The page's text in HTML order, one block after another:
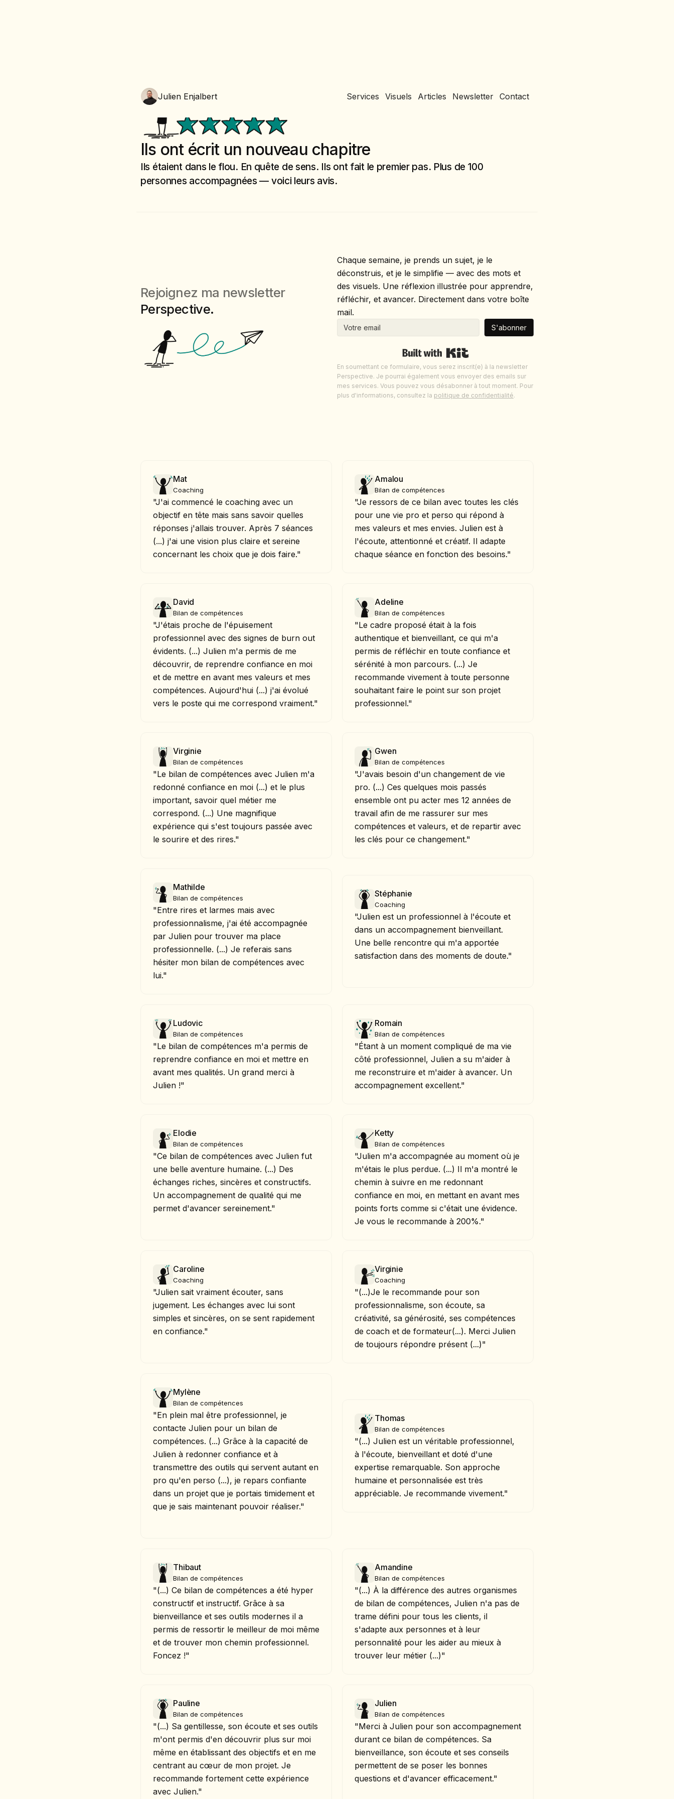
Julien Enjalbert Services Visuels Articles Newsletter Contact
Ils ont écrit un nouveau chapitre
Ils étaient dans le flou. En quête de sens. Ils ont fait le premier pas. Plus de 100
personnes accompagnées — voici leurs avis.
Rejoignez ma newsletter
Perspective.
Chaque semaine, je prends un sujet, je le
déconstruis, et je le simplifie — avec des mots et
des visuels. Une réflexion illustrée pour apprendre,
réfléchir, et avancer. Directement dans votre boîte
mail.
S'abonner
En soumettant ce formulaire, vous serez inscrit(e) à la newsletter
Perspective. Je pourrai également vous envoyer des emails sur
mes services. Vous pouvez vous désabonner à tout moment. Pour
plus d'informations, consultez la politique de confidentialité.
Mat
Coaching
"J'ai commencé le coaching avec un
objectif en tête mais sans savoir quelles
réponses j'allais trouver. Après 7 séances
(...) j'ai une vision plus claire et sereine
concernant les choix que je dois faire."
Amalou
Bilan de compétences
"Je ressors de ce bilan avec toutes les clés
pour une vie pro et perso qui répond à
mes valeurs et mes envies. Julien est à
l'écoute, attentionné et créatif. Il adapte
chaque séance en fonction des besoins."
David
Bilan de compétences
"J'étais proche de l'épuisement
professionnel avec des signes de burn out
évidents. (...) Julien m'a permis de me
découvrir, de reprendre confiance en moi
et de mettre en avant mes valeurs et mes
compétences. Aujourd'hui (...) j'ai évolué
vers le poste qui me correspond vraiment."
Adeline
Bilan de compétences
"Le cadre proposé était à la fois
authentique et bienveillant, ce qui m'a
permis de réfléchir en toute confiance et
sérénité à mon parcours. (...) Je
recommande vivement à toute personne
souhaitant faire le point sur son projet
professionnel."
Virginie
Bilan de compétences
"Le bilan de compétences avec Julien m'a
redonné confiance en moi (...) et le plus
important, savoir quel métier me
correspond. (...) Une magnifique
expérience qui s'est toujours passée avec
le sourire et des rires."
Gwen
Bilan de compétences
"J'avais besoin d'un changement de vie
pro. (...) Ces quelques mois passés
ensemble ont pu acter mes 12 années de
travail afin de me rassurer sur mes
compétences et valeurs, et de repartir avec
les clés pour ce changement."
Mathilde
Bilan de compétences
"Entre rires et larmes mais avec
professionnalisme, j'ai été accompagnée
par Julien pour trouver ma place
professionnelle. (...) Je referais sans
hésiter mon bilan de compétences avec
lui."
Stéphanie
Coaching
"Julien est un professionnel à l'écoute et
dans un accompagnement bienveillant.
Une belle rencontre qui m'a apportée
satisfaction dans des moments de doute."
Ludovic
Bilan de compétences
"Le bilan de compétences m'a permis de
reprendre confiance en moi et mettre en
avant mes qualités. Un grand merci à
Julien !"
Romain
Bilan de compétences
"Étant à un moment compliqué de ma vie
côté professionnel, Julien a su m'aider à
me reconstruire et m'aider à avancer. Un
accompagnement excellent."
Elodie
Bilan de compétences
"Ce bilan de compétences avec Julien fut
une belle aventure humaine. (...) Des
échanges riches, sincères et constructifs.
Un accompagnement de qualité qui me
permet d'avancer sereinement."
Ketty
Bilan de compétences
"Julien m'a accompagnée au moment où je
m'étais le plus perdue. (...) Il m'a montré le
chemin à suivre en me redonnant
confiance en moi, en mettant en avant mes
points forts comme si c'était une évidence.
Je vous le recommande à 200%."
Caroline
Coaching
"Julien sait vraiment écouter, sans
jugement. Les échanges avec lui sont
simples et sincères, on se sent rapidement
en confiance."
Virginie
Coaching
"(...)Je le recommande pour son
professionnalisme, son écoute, sa
créativité, sa générosité, ses compétences
de coach et de formateur(...). Merci Julien
de toujours répondre présent (...)"
Mylène
Bilan de compétences
"En plein mal être professionnel, je
contacte Julien pour un bilan de
compétences. (...) Grâce à la capacité de
Julien à redonner confiance et à
transmettre des outils qui servent autant en
pro qu'en perso (...), je repars confiante
dans un projet que je portais timidement et
que je sais maintenant pouvoir réaliser."
Thomas
Bilan de compétences
"(...) Julien est un véritable professionnel,
à l'écoute, bienveillant et doté d'une
expertise remarquable. Son approche
humaine et personnalisée est très
appréciable. Je recommande vivement."
Thibaut
Bilan de compétences
"(...) Ce bilan de compétences a été hyper
constructif et instructif. Grâce à sa
bienveillance et ses outils modernes il a
permis de ressortir le meilleur de moi même
et de trouver mon chemin professionnel.
Foncez !"
Amandine
Bilan de compétences
"(...) À la différence des autres organismes
de bilan de compétences, Julien n'a pas de
trame défini pour tous les clients, il
s'adapte aux personnes et à leur
personnalité pour les aider au mieux à
trouver leur métier (...)"
Pauline
Bilan de compétences
"(...) Sa gentillesse, son écoute et ses outils
m'ont permis d'en découvrir plus sur moi
même en établissant des objectifs et en me
centrant au cœur de mon projet. Je
recommande fortement cette expérience
avec Julien."
Julien
Bilan de compétences
"Merci à Julien pour son accompagnement
durant ce bilan de compétences. Sa
bienveillance, son écoute et ses conseils
permettent de se poser les bonnes
questions et d'avancer efficacement."